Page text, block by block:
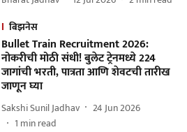
बिझनेस
Bullet Train Recruitment 2026:
नोकरीची मोठी संधी! बुलेट ट्रेनमध्ये 224
जागांची भरती, पात्रता आणि शेवटची तारीख
जाणून घ्या
Sakshi Sunil Jadhav
24 Jun 2026
1 min read